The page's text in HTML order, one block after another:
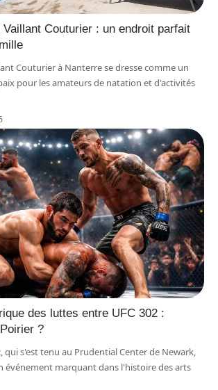
Couturier : un endroit parfait
Couturier à Nanterre se dresse comme un
pour les amateurs de natation et d'activités
des luttes entre UFC 302 :
?
qui s'est tenu au Prudential Center de Newark,
événement marquant dans l'histoire des arts